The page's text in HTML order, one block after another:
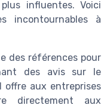
influentes. Voici
incontournables à
des références pour
des avis sur le
offre aux entreprises
directement aux